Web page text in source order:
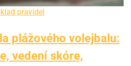
pravidel
plážového volejbalu:
vedení skóre,